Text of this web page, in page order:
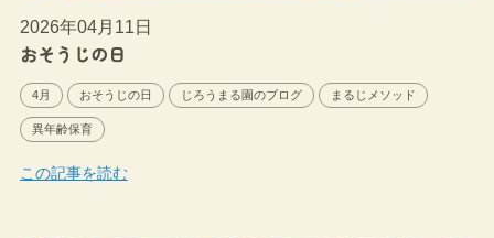
2026年04月11日
おそうじの日
4月 おそうじの日 じろうまる園のブログ まるじメソッド
異年齢保育
この記事を読む